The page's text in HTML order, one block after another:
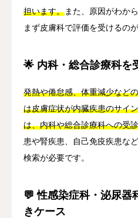
担います。また、原因がわか
まず皮膚科で評価を受けるの
🌟 内科・総合診療科を
発熱や倦怠感、体重減少など
は皮膚症状が内臓疾患のサイ
は、内科や総合診療科への受
患や腎疾患、自己免疫疾患な
検索が必要です。
💬 性感染症科・泌尿器
きケース